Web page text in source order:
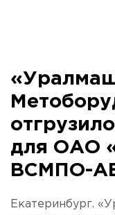
для ОАО
ВСМПО-
Екатеринбург.